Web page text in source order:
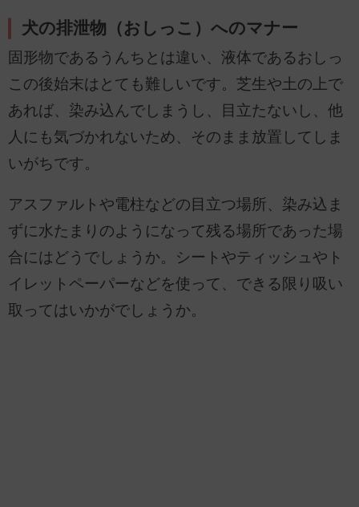
犬の排泄物（おしっこ）へのマナー
固形物であるうんちとは違い、液体であるおしっ
この後始末はとても難しいです。芝生や土の上で
あれば、染み込んでしまうし、目立たないし、他
人にも気づかれないため、そのまま放置してしま
いがちです。
アスファルトや電柱などの目立つ場所、染み込ま
ずに水たまりのようになって残る場所であった場
合にはどうでしょうか。シートやティッシュやト
イレットペーパーなどを使って、できる限り吸い
取ってはいかがでしょうか。